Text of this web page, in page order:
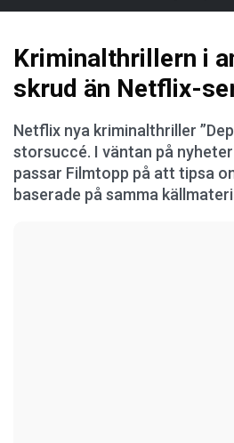
Kriminalthrillern i
skrud än Netflix-
Netflix nya kriminalthriller
storsuccé. I väntan på
passar Filmtopp på att tipsa
baserade på samma